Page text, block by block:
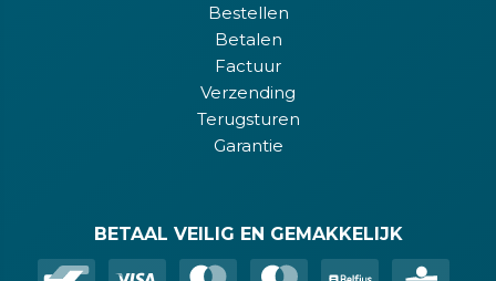
Bestellen
Betalen
Factuur
Verzending
Terugsturen
Garantie
BETAAL VEILIG EN GEMAKKELIJK